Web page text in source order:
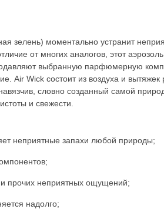
зелень) моментально устранит
от многих аналогов, этот
выбранную парфюмерную
Air Wick состоит из воздуха и вытяжек
словно созданный самой
и свежести.
неприятные запахи любой природы;
и прочих неприятных ощущений;
надолго;